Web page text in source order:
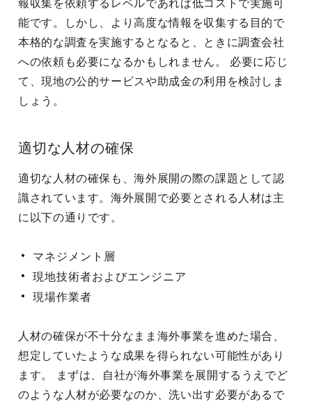
報収集を依頼するレベルであれば低コストで実施可
能です。しかし、より高度な情報を収集する目的で
本格的な調査を実施するとなると、ときに調査会社
への依頼も必要になるかもしれません。 必要に応じ
て、現地の公的サービスや助成金の利用を検討しま
しょう。
適切な人材の確保
適切な人材の確保も、海外展開の際の課題として認
識されています。海外展開で必要とされる人材は主
に以下の通りです。
マネジメント層
現地技術者およびエンジニア
現場作業者
人材の確保が不十分なまま海外事業を進めた場合、
想定していたような成果を得られない可能性があり
ます。 まずは、自社が海外事業を展開するうえでど
のような人材が必要なのか、洗い出す必要があるで